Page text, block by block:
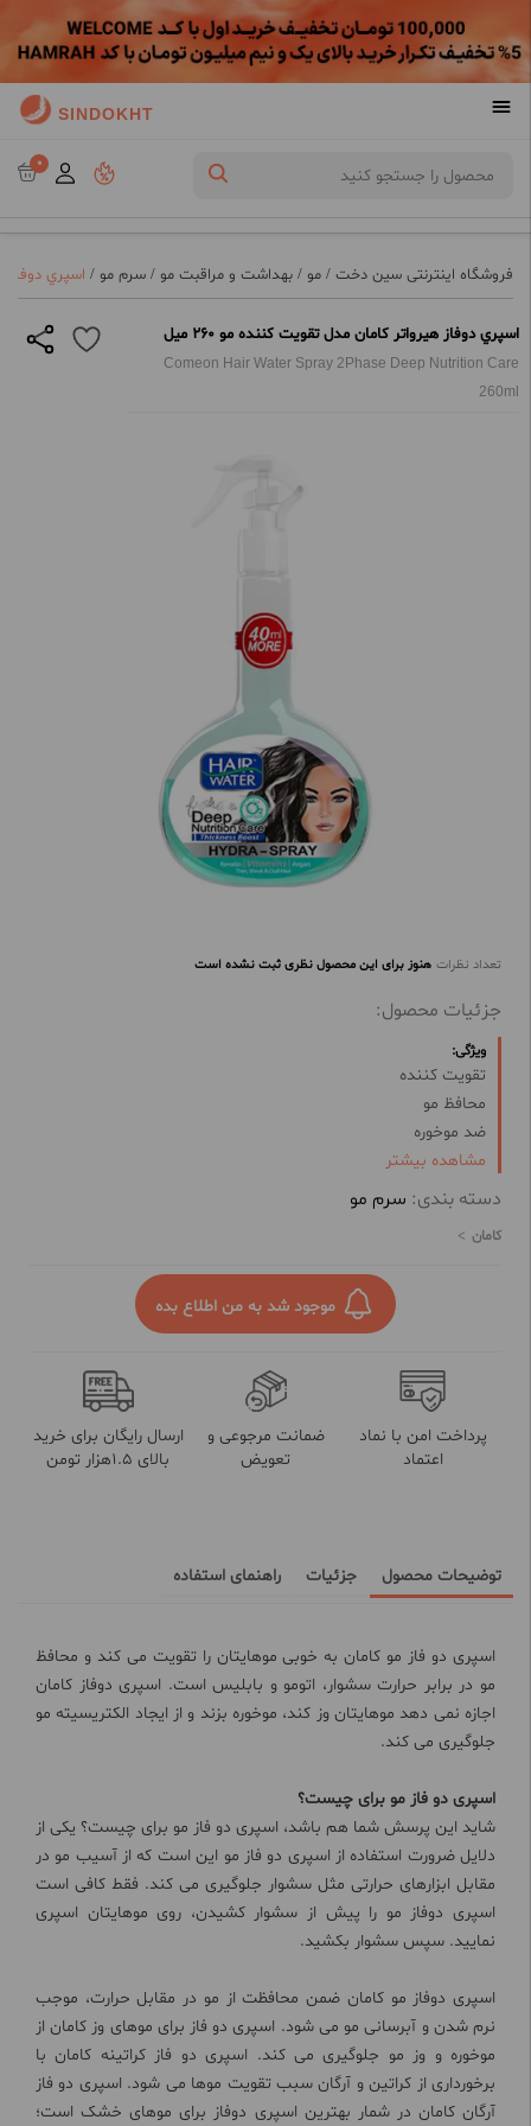
SINDOKHT
0
فروشگاه اینترنتی سین دخت / مو / بهداشت و مراقبت مو / سرم مو / اسپري دوفاز
اسپري دوفاز هیرواتر کامان مدل تقویت کننده مو 260 میل
Comeon Hair Water Spray 2Phase Deep Nutrition Care
260ml
تعداد نظرات هنوز برای این محصول نظری ثبت نشده است
جزئیات محصول:
ویژگی:
تقویت کننده
محافظ مو
ضد موخوره
نرم کننده
ویتامینه
مناسب انواع مو
مشاهده بیشتر
دسته بندی: سرم مو
کامان
موجود شد به من اطلاع بده
پرداخت امن با نماد
اعتماد
ضمانت مرجوعی و
تعویض
ارسال رایگان برای خرید
بالای 1.5هزار تومن
توضیحات محصول جزئیات راهنمای استفاده
اسپری دو فاز مو کامان به خوبی موهایتان را تقویت می کند و محافظ
مو در برابر حرارت سشوار، اتومو و بابلیس است. اسپری دوفاز کامان
اجازه نمی دهد موهایتان وز کند، موخوره بزند و از ایجاد الکتریسیته مو
جلوگیری می کند.
اسپری دو فاز مو برای چیست؟
شاید این پرسش شما هم باشد، اسپری دو فاز مو برای چیست؟ یکی از
دلایل ضرورت استفاده از اسپری دو فاز مو این است که از آسیب مو در
مقابل ابزارهای حرارتی مثل سشوار جلوگیری می کند. فقط کافی است
اسپری دوفاز مو را پیش از سشوار کشیدن، روی موهایتان اسپری
نمایید. سپس سشوار بکشید.
اسپری دوفاز مو کامان ضمن محافظت از مو در مقابل حرارت، موجب
نرم شدن و آبرسانی مو می شود. اسپری دو فاز برای موهای وز کامان از
موخوره و وز مو جلوگیری می کند. اسپری دو فاز کراتینه کامان با
برخورداری از کراتین و آرگان سبب تقویت موها می شود. اسپری دو فاز
آرگان کامان در شمار بهترین اسپری دوفاز برای موهای خشک است؛